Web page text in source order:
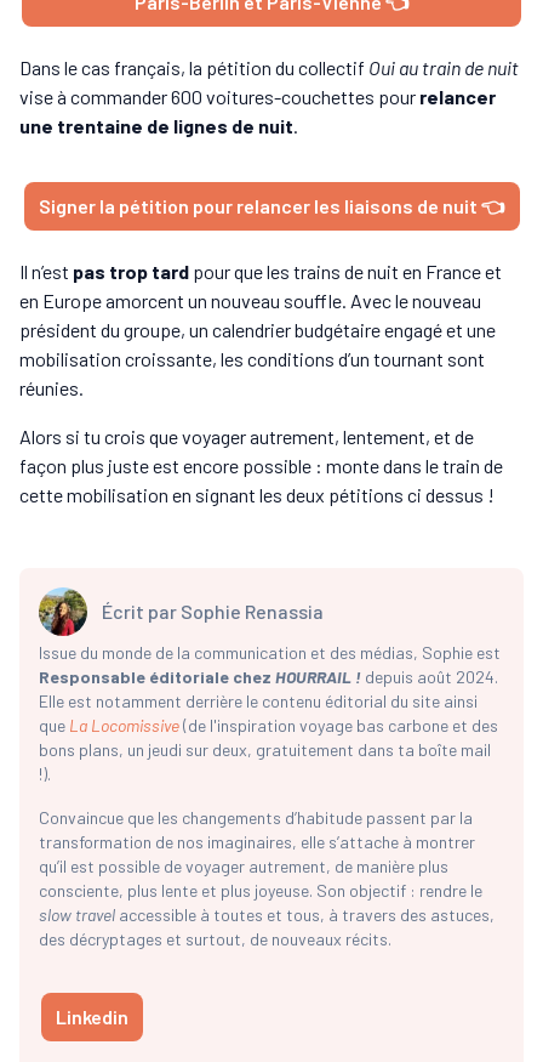
Dans le cas français, la pétition du collectif Oui au train de nuit
vise à commander 600 voitures-couchettes pour relancer
une trentaine de lignes de nuit
Signer la pétition pour relancer les liaisons de nuit 👈
Il n’est pas trop tard pour que les trains de nuit en France et
en Europe amorcent un nouveau souffle. Avec le nouveau
président du groupe, un calendrier budgétaire engagé et une
mobilisation croissante, les conditions d’un tournant sont
réunies.
Alors si tu crois que voyager autrement, lentement, et de
façon plus juste est encore possible : monte dans le train de
cette mobilisation en signant les deux pétitions ci dessus !
Écrit par Sophie Renassia
Issue du monde de la communication et des médias, Sophie est
Responsable éditoriale chez HOURRAIL ! depuis août 2024.
Elle est notamment derrière le contenu éditorial du site ainsi
que La Locomissive(de l'inspiration voyage bas carbone et des
bons plans, un jeudi sur deux, gratuitement dans ta boîte mail
!).
Convaincue que les changements d’habitude passent par la
transformation de nos imaginaires, elle s’attache à montrer
qu’il est possible de voyager autrement, de manière plus
consciente, plus lente et plus joyeuse. Son objectif : rendre le
slow travel accessible à toutes et tous, à travers des astuces,
des décryptages et surtout, de nouveaux récits.
Linkedin